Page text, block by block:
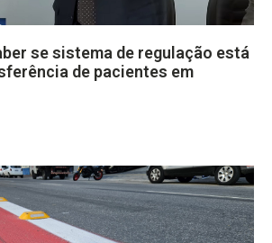
se sistema de regulação está
de pacientes em